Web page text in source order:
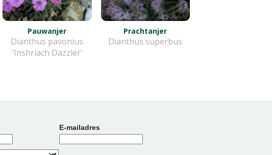
Pauwanjer
Dianthus pavonius
'Inshriach Dazzler'
Prachtanjer
Dianthus superbus
E-mailadres